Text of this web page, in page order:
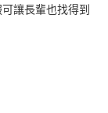
讓長輩也找得到